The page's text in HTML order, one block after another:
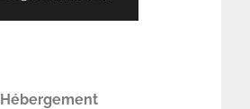
Hébergement